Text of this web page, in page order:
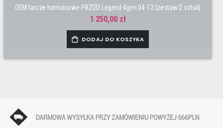
OEM tarcze hamulcowe PRZÓD Legend 4gen 04-12 (zestaw 2 sztuk)
1 250,00 zł
DODAJ DO KOSZYKA